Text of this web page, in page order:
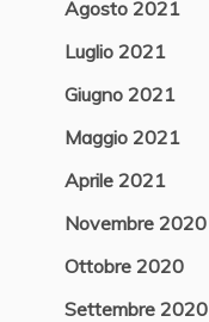
Agosto 2021
Luglio 2021
Giugno 2021
Maggio 2021
Aprile 2021
Novembre 2020
Ottobre 2020
Settembre 2020